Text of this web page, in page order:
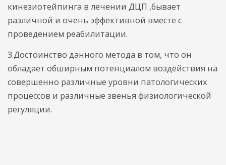
кинезиотейпинга в лечении ДЦП ,бывает
различной и очень эффективной вместе с
проведением реабилитации.
3.Достоинство данного метода в том, что он
обладает обширным потенциалом воздействия на
совершенно различные уровни патологических
процессов и различные звенья физиологической
регуляции.